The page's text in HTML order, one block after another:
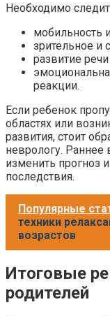
Необходимо
мобильность
зрительное и
развитие
реакции.
Если ребенок
областях или
развития, стоит
неврологу.
изменить прогноз
последствия.
Популярные
техники
возрастов
Итоговые
родителей